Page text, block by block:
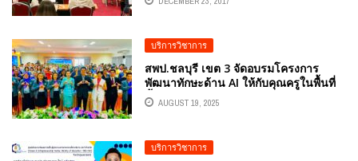
บริการวิชาการ
สพป.ชลบุรี เขต 3 จัดอบรมโครงการ
พัฒนาทักษะด้าน AI ให้กับคุณครูในพื้นที่
นี้ได้รับเกียรติจากวิทยากรผู้ทรงคุณวุฒิ
อ.ดร.ต้นรัก ธวัชชัย สุขสีดา มาให้ความรู้
AUGUST 19, 2025
บริการวิชาการ